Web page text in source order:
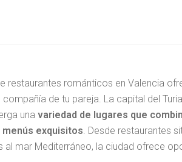
restaurantes románticos en Valencia
de tu pareja. La capital del
una variedad de lugares que
exquisitos. Desde restaurantes
al mar Mediterráneo, la ciudad ofrece